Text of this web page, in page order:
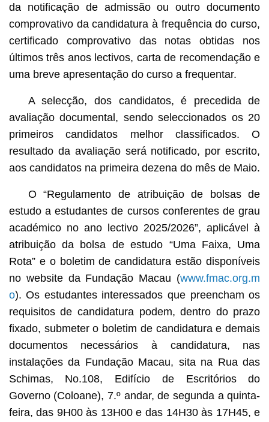
da notificação de admissão ou outro documento
comprovativo da candidatura à frequência do curso,
certificado comprovativo das notas obtidas nos
últimos três anos lectivos, carta de recomendação e
uma breve apresentação do curso a frequentar.
A selecção, dos candidatos, é precedida de
avaliação documental, sendo seleccionados os 20
primeiros candidatos melhor classificados. O
resultado da avaliação será notificado, por escrito,
aos candidatos na primeira dezena do mês de Maio.
O “Regulamento de atribuição de bolsas de
estudo a estudantes de cursos conferentes de grau
académico no ano lectivo 2025/2026”, aplicável à
atribuição da bolsa de estudo “Uma Faixa, Uma
Rota” e o boletim de candidatura estão disponíveis
no website da Fundação Macau (www.fmac.org.m
o). Os estudantes interessados que preencham os
requisitos de candidatura podem, dentro do prazo
fixado, submeter o boletim de candidatura e demais
documentos necessários à candidatura, nas
instalações da Fundação Macau, sita na Rua das
Schimas, No.108, Edifício de Escritórios do
Governo (Coloane), 7.º andar, de segunda a quinta-
feira, das 9H00 às 13H00 e das 14H30 às 17H45, e